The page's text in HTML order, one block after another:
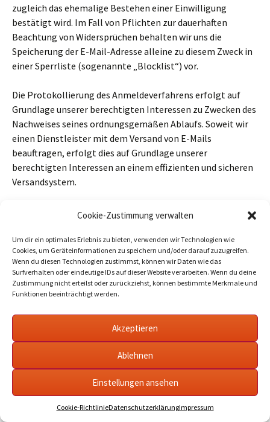
Cookie-Zustimmung verwalten
Um dir ein optimales Erlebnis zu bieten, verwenden wir Technologien wie
Cookies, um Geräteinformationen zu speichern und/oder darauf zuzugreifen.
Wenn du diesen Technologien zustimmst, können wir Daten wie das
Surfverhalten oder eindeutige IDs auf dieser Website verarbeiten. Wenn du deine
Zustimmung nicht erteilst oder zurückziehst, können bestimmte Merkmale und
Funktionen beeinträchtigt werden.
Akzeptieren
Ablehnen
Einstellungen ansehen
Cookie-RichtlinieDatenschutzerklärungImpressum
zugleich das ehemalige Bestehen einer Einwilligung
bestätigt wird. Im Fall von Pflichten zur dauerhaften
Beachtung von Widersprüchen behalten wir uns die
Speicherung der E-Mail-Adresse alleine zu diesem Zweck in
einer Sperrliste (sogenannte „Blocklist“) vor.
Die Protokollierung des Anmeldeverfahrens erfolgt auf
Grundlage unserer berechtigten Interessen zu Zwecken des
Nachweises seines ordnungsgemäßen Ablaufs. Soweit wir
einen Dienstleister mit dem Versand von E-Mails
beauftragen, erfolgt dies auf Grundlage unserer
berechtigten Interessen an einem effizienten und sicheren
Versandsystem.
Hinweise zu Rechtsgrundlagen:Der Versand der
Empfänger oder, falls eine Einwilligung nicht erforderlich
ist, auf Grundlage unserer berechtigten Interessen am
Direktmarketing, sofern und soweit diese gesetzlich, z.B.
im Fall von Bestandskundenwerbung, erlaubt ist. Soweit wir
einen Dienstleister mit dem Versand von E-Mails
beauftragen, geschieht dies auf der Grundlage unserer
berechtigten Interessen. Das Registrierungsverfahren wird
auf der Grundlage unserer berechtigten Interessen
aufgezeichnet, um nachzuweisen, dass es in
Übereinstimmung mit dem Gesetz durchgeführt wurde.
Inhalte:Informationen zu uns, unseren Leistungen und
Aktionen sowie aktuelle Informationen.